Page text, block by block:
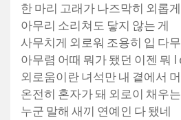
한 마리 고래가 나즈막히 외롭
아무리 소리쳐도 닿지 않는 게
사무치게 외로워 조용히 입 다
아무렴 어때 뭐가 됐던 이젠 뭐 I
외로움이란 녀석만 내 곁에서
온전히 혼자가 돼 외로이 채우
누군 말해 새끼 연예인 다 됐네